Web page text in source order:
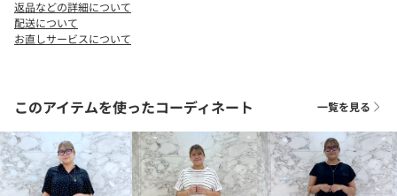
返品などの詳細について
配送について
お直しサービスについて
このアイテムを使ったコーディネート 一覧を見る